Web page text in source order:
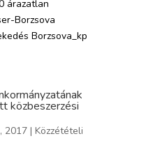
árazatlan
Borzsova
Borzsova_kp
közbeszerzési
2017 | Közzétételi